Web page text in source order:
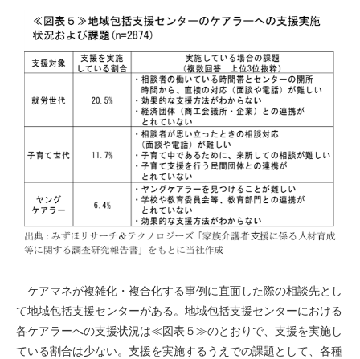
ケアマネが複雑化・複合化する事例に直面した際の相談先とし
て地域包括支援センターがある。地域包括支援センターにおける
各ケアラーへの支援状況は≪図表５≫のとおりで、支援を実施し
ている割合は少ない。支援を実施するうえでの課題として、各種